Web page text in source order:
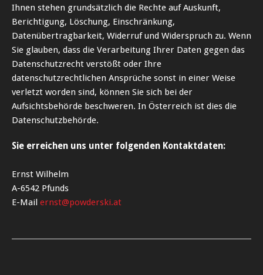
Ihnen stehen grundsätzlich die Rechte auf Auskunft,
Berichtigung, Löschung, Einschränkung,
Datenübertragbarkeit, Widerruf und Widerspruch zu. Wenn
Sie glauben, dass die Verarbeitung Ihrer Daten gegen das
Datenschutzrecht verstößt oder Ihre
datenschutzrechtlichen Ansprüche sonst in einer Weise
verletzt worden sind, können Sie sich bei der
Aufsichtsbehörde beschweren. In Österreich ist dies die
Datenschutzbehörde.
Sie erreichen uns unter folgenden Kontaktdaten:
Ernst Wilhelm
A-6542 Pfunds
E-Mail ernst@powderski.at